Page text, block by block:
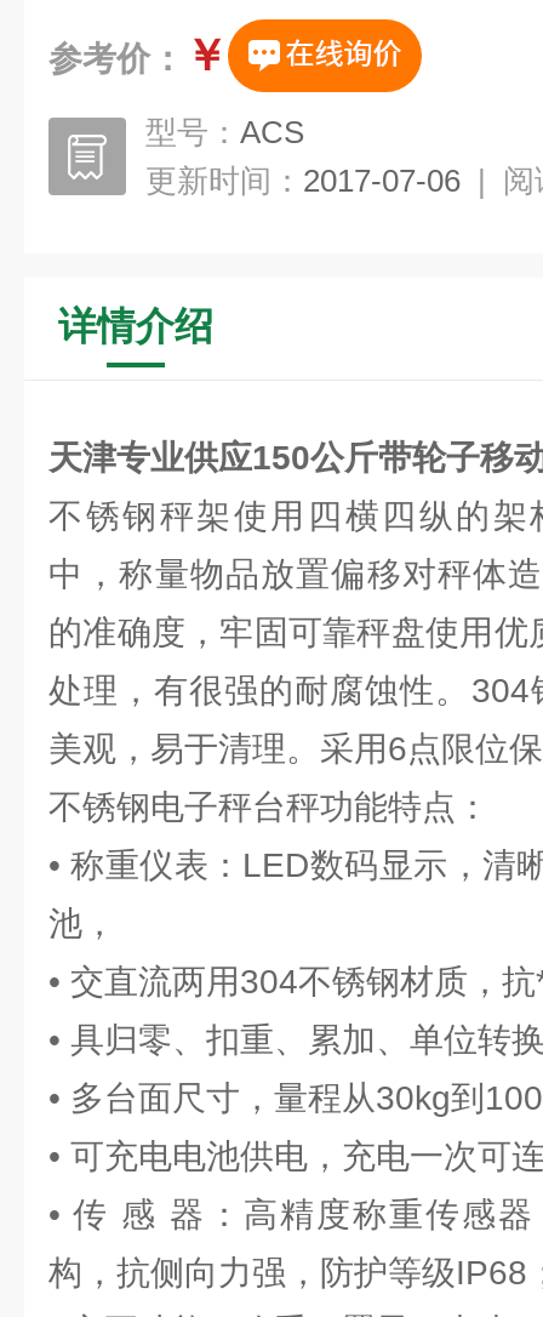
参考价： ￥
型号： ACS
更新时间： 2017-07-06 | 阅
详情介绍
天津专业供应150公斤带轮子移
不锈钢秤架使用四横四纵的架
中，称量物品放置偏移对秤体
的准确度，牢固可靠秤盘使用
处理，有很强的耐腐蚀性。
美观，易于清理。采用6点限位
不锈钢电子秤台秤功能特点：
• 称重仪表：LED数码显示，清
池，
• 交直流两用304不锈钢材质，
• 具归零、扣重、累加、单位转
• 多台面尺寸，量程从30kg到
• 可充电电池供电，充电一次可
• 传 感 器：高精度称重传感
构，抗侧向力强，防护等级IP68